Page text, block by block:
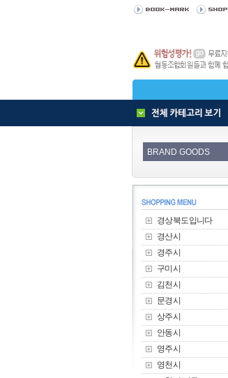
경상북도입니다
경산시
경주시
구미시
김천시
문경시
상주시
안동시
영주시
영천시